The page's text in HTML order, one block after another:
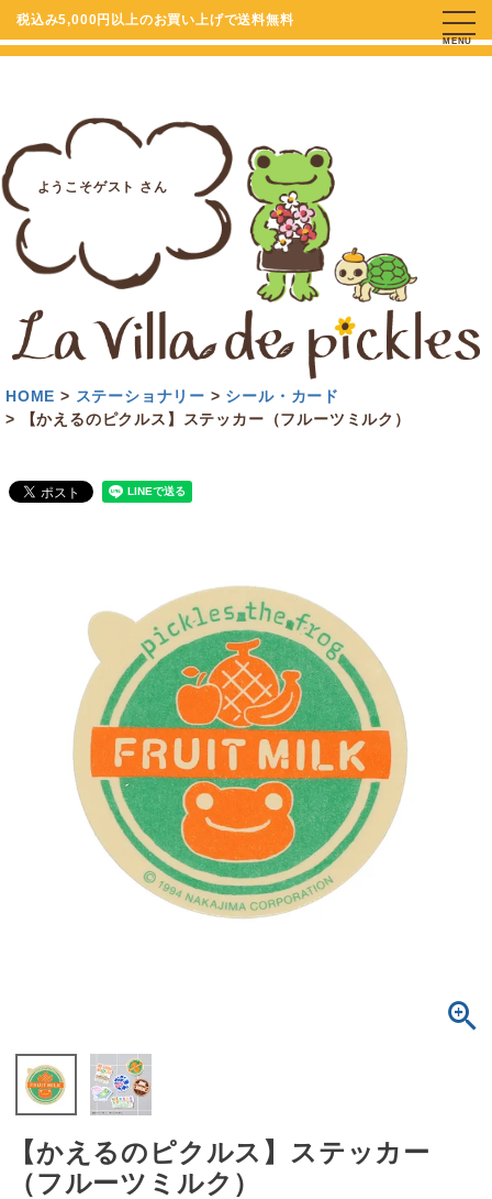
税込み5,000円以上のお買い上げで送料無料
ようこそゲスト さん
MENU
HOME ステーショナリー
シール・カード
【かえるのピクルス】ステッカー（フルーツミルク）
【かえるのピクルス】ステッカー
（フルーツミルク）